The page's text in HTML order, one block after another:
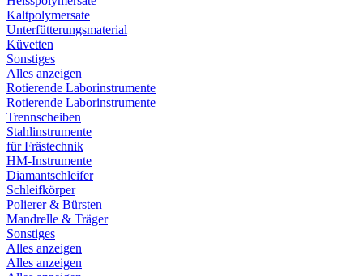
Kaltpolymersate
Unterfütterungsmaterial
Küvetten
Sonstiges
Alles anzeigen
Rotierende Laborinstrumente
Rotierende Laborinstrumente
Trennscheiben
Stahlinstrumente
für Frästechnik
HM-Instrumente
Diamantschleifer
Schleifkörper
Polierer & Bürsten
Mandrelle & Träger
Sonstiges
Alles anzeigen
Alles anzeigen